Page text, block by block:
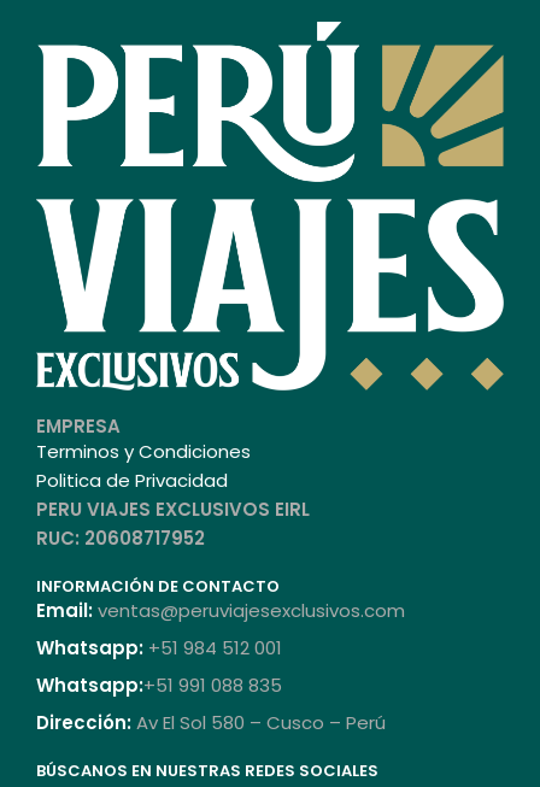
EMPRESA
Terminos y Condiciones
Politica de Privacidad
PERU VIAJES EXCLUSIVOS EIRL
RUC: 20608717952
INFORMACIÓN DE CONTACTO
Email:ventas@peruviajesexclusivos.com
Whatsapp: +51 984 512 001
Whatsapp:+51 991 088 835
Dirección:Av El Sol 580 – Cusco – Perú
BÚSCANOS EN NUESTRAS REDES SOCIALES